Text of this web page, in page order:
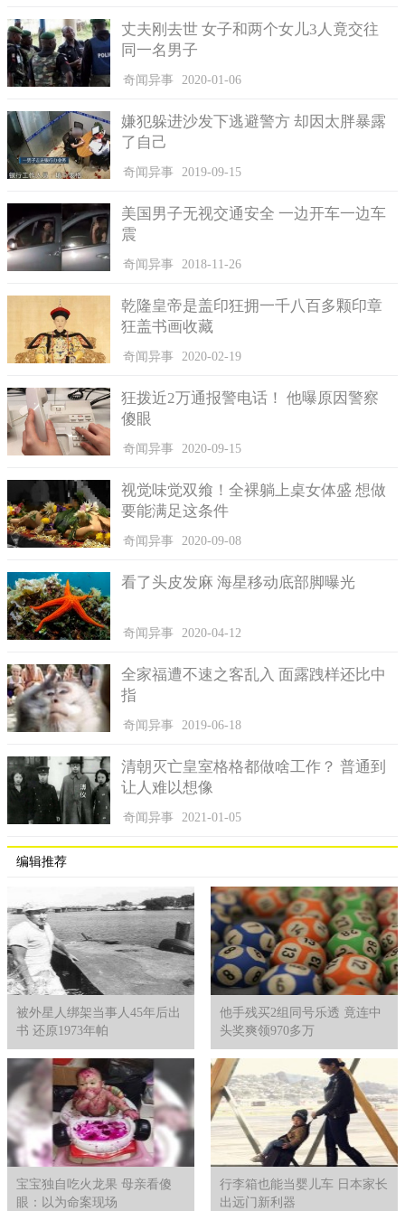
美人鱼会吃小孩吗？
据说1990年的时候，有报道了一具3000多年前的美人鱼尸
体，在一处海岸边被人类所发现，总长度在173厘米，外形极象是
拥有黑色皮肤的女子，但它有一条带着鳞片的尾巴，这些与国内
有记载的黑鳞鲛人非常得相似。
据说美人鱼天生就非常的嗜血，这或许是美人鱼会吃人的主
要原因。它们常年生活于深海之中的一处死珊瑚所形成的岛屿
中，它们经常在周边的海域游动，且利用美妙的歌声去吸引来往
的船只，再将船上的人吃得连骨头都没有剩下。
处部分长有薄带，这可以减轻它们在水中游动的阻力。而美人鱼
并不是群居在一起，因此只要捕捉住了食物，就一定不会轻易的
放过，这也许是它们会吃人的另一原因。
以事情到底是真是假真的无从验证。
丈夫刚去世 女子和两个女儿3人竟交往
同一名男子
奇闻异事 2020-01-06
嫌犯躲进沙发下逃避警方 却因太胖暴露
了自己
奇闻异事 2019-09-15
美国男子无视交通安全 一边开车一边车
震
奇闻异事 2018-11-26
乾隆皇帝是盖印狂拥一千八百多颗印章
狂盖书画收藏
奇闻异事 2020-02-19
狂拨近2万通报警电话！ 他曝原因警察
傻眼
奇闻异事 2020-09-15
视觉味觉双飨！全裸躺上桌女体盛 想做
要能满足这条件
奇闻异事 2020-09-08
看了头皮发麻 海星移动底部脚曝光
奇闻异事 2020-04-12
全家福遭不速之客乱入 面露跩样还比中
指
奇闻异事 2019-06-18
清朝灭亡皇室格格都做啥工作？ 普通到
让人难以想像
奇闻异事 2021-01-05
编辑推荐
被外星人绑架当事人45年后出
书 还原1973年帕
他手残买2组同号乐透 竟连中
头奖爽领970多万
宝宝独自吃火龙果 母亲看傻
眼：以为命案现场
行李箱也能当婴儿车 日本家长
出远门新利器